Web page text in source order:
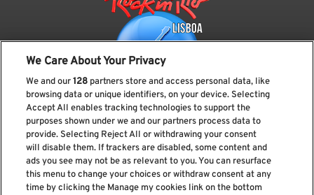
Subscreve a nossa newsletter
We Care About Your Privacy
We and our128 partners store and access personal data, like
browsing data or unique identifiers, on your device. Selecting
Accept All enables tracking technologies to support the
purposes shown under we and our partners process data to
provide. Selecting Reject All or withdrawing your consent
will disable them. If trackers are disabled, some content and
ads you see may not be as relevant to you. You can resurface
this menu to change your choices or withdraw consent at any
time by clicking the Manage my cookies link on the bottom